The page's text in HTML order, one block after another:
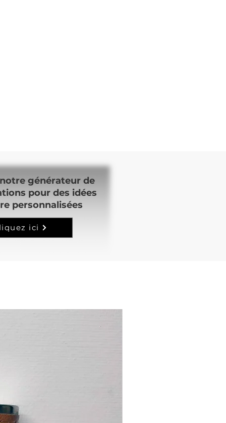
générateur de
pour des idées
personnalisées
ici